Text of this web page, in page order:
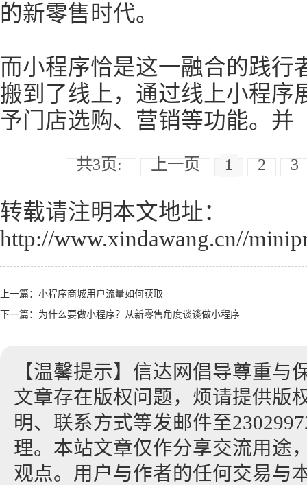
的新零售时代。
而小程序恰是这一融合的践行
搬到了线上，通过线上小程序
予门店选购、营销等功能。并
共3页: 上一页 1 2 3
转载请注明本文地址：
http://www.xindawang.cn//
上一篇： 小程序商城用户流量如何获取
下一篇： 为什么要做小程序？从新零售角度谈谈做小程序
【温馨提示】信达网倡导尊重与
文章存在版权问题，烦请提供版
明、联系方式等发邮件至
理。本站文章仅作分享交流用途
观点。用户与作者的任何交易与